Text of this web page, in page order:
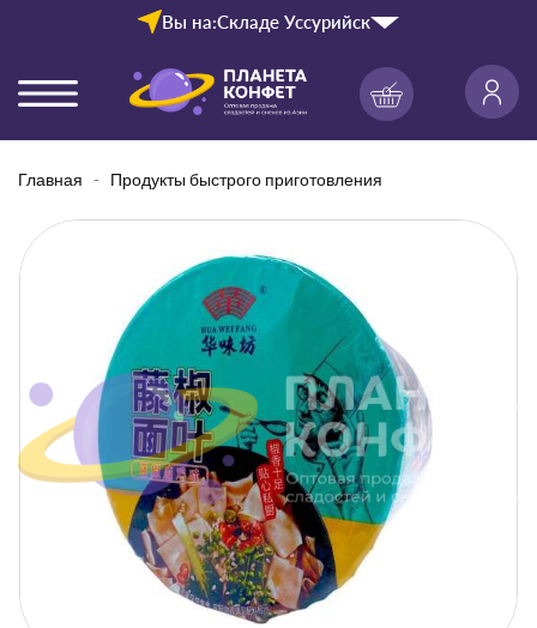
Вы на:Складе Уссурийск
Главная Продукты быстрого приготовления